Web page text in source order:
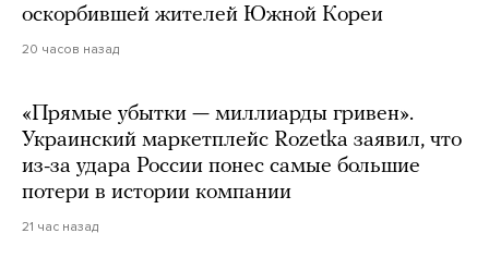
оскорбившей жителей Южной Кореи
20 часов назад
«Прямые убытки — миллиарды гривен».
Украинский маркетплейс Rozetka заявил, что
из-за удара России понес самые большие
потери в истории компании
21 час назад